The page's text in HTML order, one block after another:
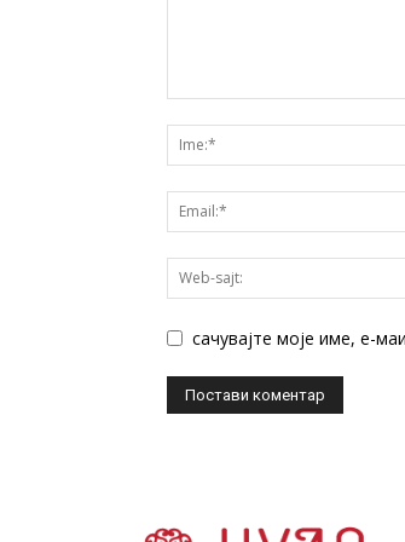
сачувајте моје име, е-